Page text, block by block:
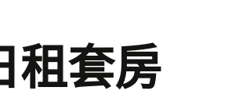
租套房